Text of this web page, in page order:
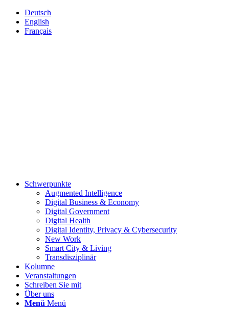
Deutsch
English
Français
Schwerpunkte
Augmented Intelligence
Digital Business & Economy
Digital Government
Digital Health
Digital Identity, Privacy & Cybersecurity
New Work
Smart City & Living
Transdisziplinär
Kolumne
Veranstaltungen
Schreiben Sie mit
Über uns
Menü Menü